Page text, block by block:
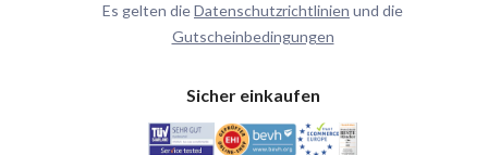
Es gelten dieDatenschutzrichtlinien und die
Gutscheinbedingungen
Sicher einkaufen